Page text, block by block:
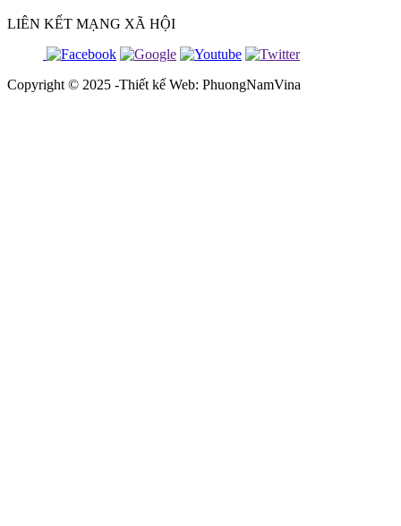
LIÊN KẾT MẠNG XÃ HỘI
Copyright © 2025 -Thiết kế Web: PhuongNamVina